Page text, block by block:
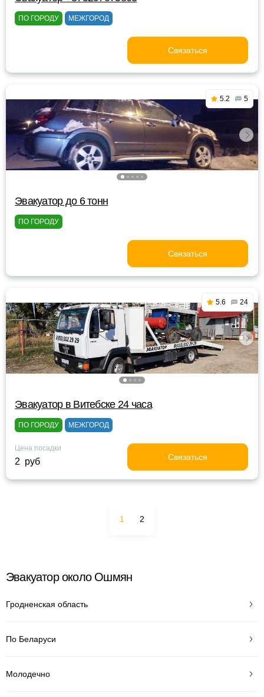
ПО ГОРОДУ МЕЖГОРОД
Связаться
5.2 5
Эвакуатор до 6 тонн
ПО ГОРОДУ
Связаться
5.6 24
Эвакуатор в Витебске 24 часа
ПО ГОРОДУ МЕЖГОРОД
Цена посадки
2 руб Связаться
1 2
Эвакуатор около Ошмян
Гродненская область
По Беларуси
Молодечно